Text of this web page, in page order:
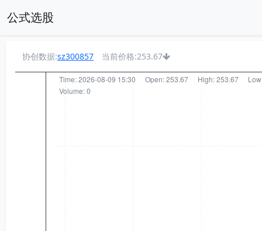
公式选股
协创数据:sz300857 当前价格:253.67